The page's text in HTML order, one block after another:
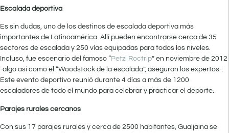
Escalada deportiva
Es sin dudas, uno de los destinos de escalada deportiva más
importantes de Latinoamérica. Allí pueden encontrarse cerca de 35
sectores de escalada y 250 vías equipadas para todos los niveles.
Incluso, fue escenario del famoso “Petzl Roctrip” en noviembre de 2012
-algo así como el “Woodstock de la escalada”, aseguran los expertos-.
Este evento deportivo reunió durante 4 días a más de 1200
escaladores de todo el mundo para celebrar y practicar el deporte.
Parajes rurales cercanos
Con sus 17 parajes rurales y cerca de 2500 habitantes, Gualjaina se